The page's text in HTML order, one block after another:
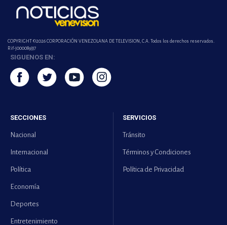
COPYRIGHT ©2026 CORPORACIÓN VENEZOLANA DE TELEVISION, C.A. Todos los derechos reservados.
Rif-j000089337
SIGUENOS EN:
SECCIONES
Nacional
Internacional
Política
Economía
Deportes
Entretenimiento
SERVICIOS
Tránsito
Términos y Condiciones
Política de Privacidad